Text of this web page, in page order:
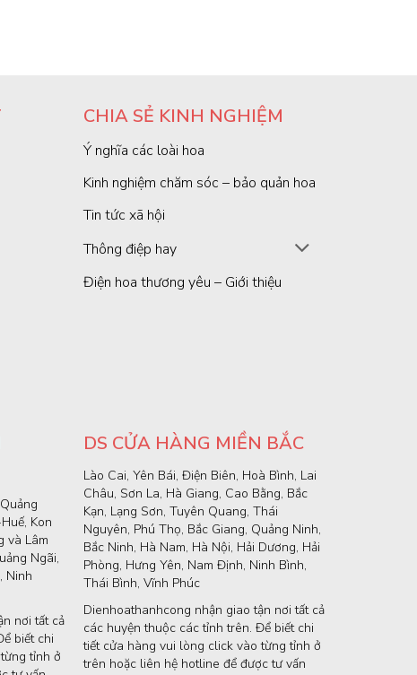
CHIA SẺ KINH NGHIỆM
Ý nghĩa các loài hoa
Kinh nghiệm chăm sóc – bảo quản hoa
Tin tức xã hội
Thông điệp hay
Điện hoa thương yêu – Giới thiệu
Kon
và Lâm
Ngãi,
Ninh
nơi tất cả
biết chi
tỉnh ở
DS CỬA HÀNG MIỀN BẮC
Lào Cai, Yên Bái, Điện Biên, Hoà Bình, Lai
Châu, Sơn La, Hà Giang, Cao Bằng, Bắc
Kạn, Lạng Sơn, Tuyên Quang, Thái
Nguyên, Phú Thọ, Bắc Giang, Quảng Ninh,
Bắc Ninh, Hà Nam, Hà Nội, Hải Dương, Hải
Phòng, Hưng Yên, Nam Định, Ninh Bình,
Thái Bình, Vĩnh Phúc
Dienhoathanhcong nhận giao tận nơi tất cả
các huyện thuộc các tỉnh trên. Để biết chi
tiết cửa hàng vui lòng click vào từng tỉnh ở
trên hoặc liên hệ hotline để được tư vấn